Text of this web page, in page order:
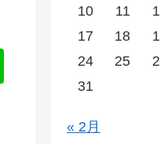
10
11
17
18
24
25
31
« 2月